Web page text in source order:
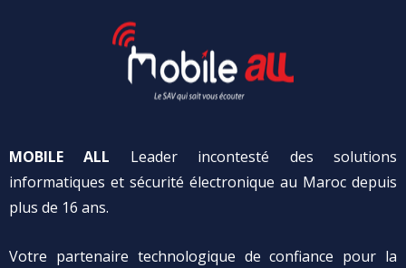
MOBILE ALL Leader incontesté des solutions
informatiques et sécurité électronique au Maroc depuis
plus de 16 ans.
Votre partenaire technologique de confiance pour la